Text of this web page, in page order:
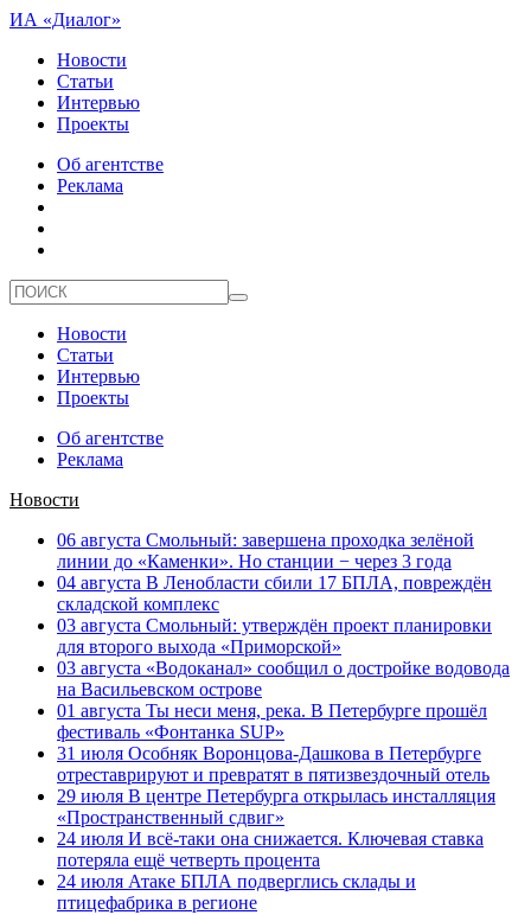
ИА «Диалог»
Новости
Статьи
Интервью
Проекты
Об агентстве
Реклама
Новости
Статьи
Интервью
Проекты
Об агентстве
Реклама
Новости
06 августа Смольный: завершена проходка зелёной
линии до «Каменки». Но станции − через 3 года
04 августа В Ленобласти сбили 17 БПЛА, повреждён
складской комплекс
03 августа Смольный: утверждён проект планировки
для второго выхода «Приморской»
03 августа «Водоканал» сообщил о достройке водовода
на Васильевском острове
01 августа Ты неси меня, река. В Петербурге прошёл
фестиваль «Фонтанка SUP»
31 июля Особняк Воронцова-Дашкова в Петербурге
отреставрируют и превратят в пятизвездочный отель
29 июля В центре Петербурга открылась инсталляция
«Пространственный сдвиг»
24 июля И всё-таки она снижается. Ключевая ставка
потеряла ещё четверть процента
24 июля Атаке БПЛА подверглись склады и
птицефабрика в регионе